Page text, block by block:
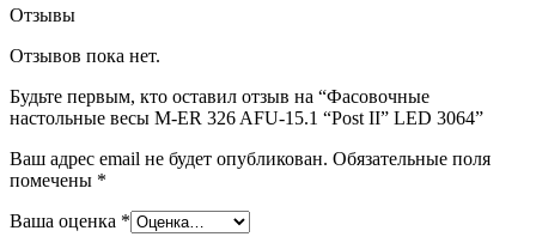
Отзывы
Отзывов пока нет.
Будьте первым, кто оставил отзыв на “Фасовочные
настольные весы M-ER 326 AFU-15.1 “Post II” LED 3064”
Ваш адрес email не будет опубликован. Обязательные поля
помечены *
Ваша оценка *